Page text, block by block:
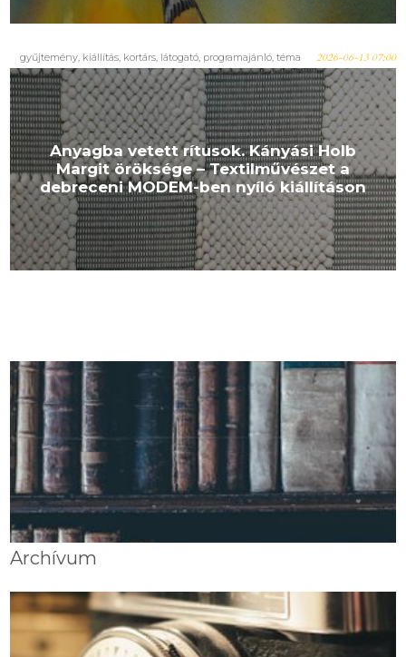
gyűjtemény, kiállítás, kortárs, látogató, programajánló, téma 2026-06-13 07:00
Anyagba vetett rítusok. Kányási Holb
Margit öröksége – Textilművészet a
debreceni MODEM-ben nyíló kiállításon
Archívum